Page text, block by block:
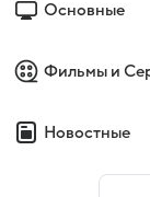
Основные
Фильмы и
Новостные